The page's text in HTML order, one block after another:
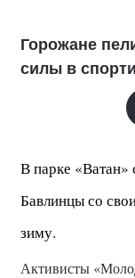
Горожане
силы в
В парке «Ватан»
Бавлинцысо
зиму.
Активисты